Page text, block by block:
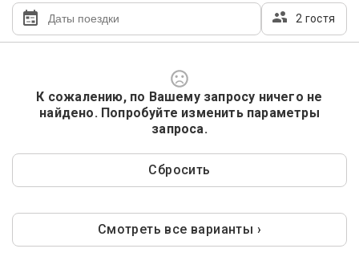
2 гостя
К сожалению, по Вашему запросу ничего не
найдено. Попробуйте изменить параметры
запроса.
Сбросить
Смотреть все варианты ›